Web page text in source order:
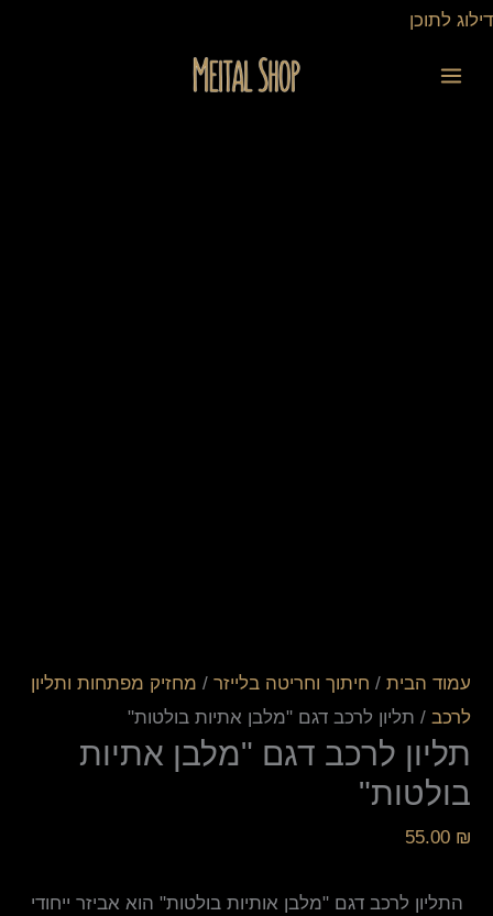
דילוג לתוכן
דילוג
עמוד הבית / חיתוך וחריטה בלייזר / מחזיק מפתחות ותליון
לרכב / תליון לרכב דגם "מלבן אתיות בולטות"
תליון לרכב דגם "מלבן אתיות
בולטות"
55.00 ₪
התליון לרכב דגם "מלבן אותיות בולטות" הוא אביזר ייחודי
של